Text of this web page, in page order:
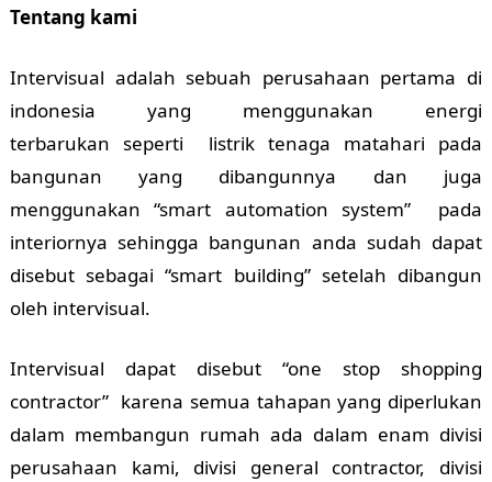
Tentang kami
Intervisual adalah sebuah perusahaan pertama di
indonesia yang menggunakan energi
terbarukan seperti listrik tenaga matahari pada
bangunan yang dibangunnya dan juga
menggunakan “smart automation system” pada
interiornya sehingga bangunan anda sudah dapat
disebut sebagai “smart building” setelah dibangun
oleh intervisual.
Intervisual dapat disebut “one stop shopping
contractor” karena semua tahapan yang diperlukan
dalam membangun rumah ada dalam enam divisi
perusahaan kami, divisi general contractor, divisi